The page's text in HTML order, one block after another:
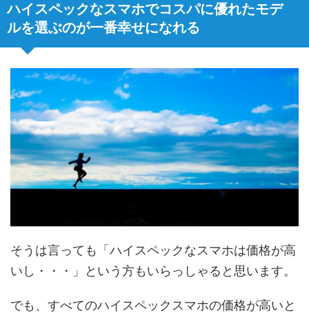
ハイスペックなスマホでコスパに優れたモデ
ルを選ぶのが一番幸せになれる
そうは言っても「ハイスペックなスマホは価格が高
いし・・・」という方もいらっしゃると思います。
でも、すべてのハイスペックスマホの価格が高いと